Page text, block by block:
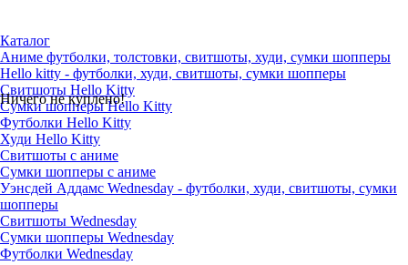
Ничего не куплено!
Каталог
Аниме футболки, толстовки, свитшоты, худи, сумки шопперы
Hello kitty - футболки, худи, свитшоты, сумки шопперы
Свитшоты Hello Kitty
Сумки шопперы Hello Kitty
Футболки Hello Kitty
Худи Hello Kitty
Свитшоты с аниме
Сумки шопперы с аниме
Уэнсдей Аддамс Wednesday - футболки, худи, свитшоты, сумки
шопперы
Свитшоты Wednesday
Сумки шопперы Wednesday
Футболки Wednesday